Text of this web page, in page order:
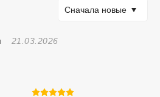
Сортировать по
Сначала новые
Отзыв Создан
21.03.2026
5 из 5